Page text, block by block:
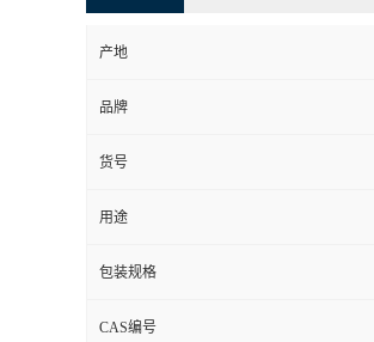
产地
品牌
货号
用途
包装规格
CAS编号